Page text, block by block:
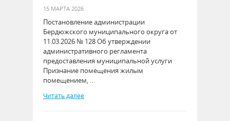
15 МАРТА 2026
Постановление администрации
Бердюжского муниципального округа от
11.03.2026 № 128 Об утверждении
административного регламента
предоставления муниципальной услуги
Признание помещения жилым
помещением, …
Читать далее